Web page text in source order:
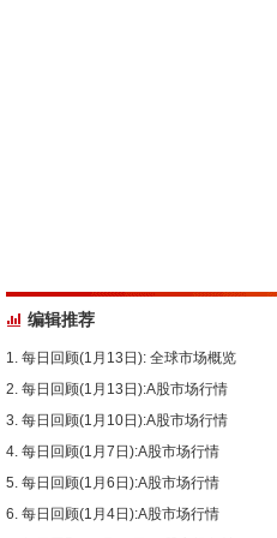
编辑推荐
每日回顾(1月13日): 全球市场概览
每日回顾(1月13日):A股市场行情
每日回顾(1月10日):A股市场行情
每日回顾(1月7日):A股市场行情
每日回顾(1月6日):A股市场行情
每日回顾(1月4日):A股市场行情